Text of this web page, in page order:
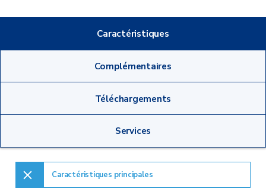
Caractéristiques
Complémentaires
Téléchargements
Services
Caractéristiques principales